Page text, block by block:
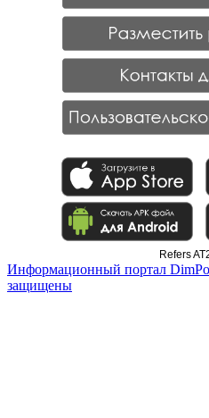
Refers
Информационный портал
защищены